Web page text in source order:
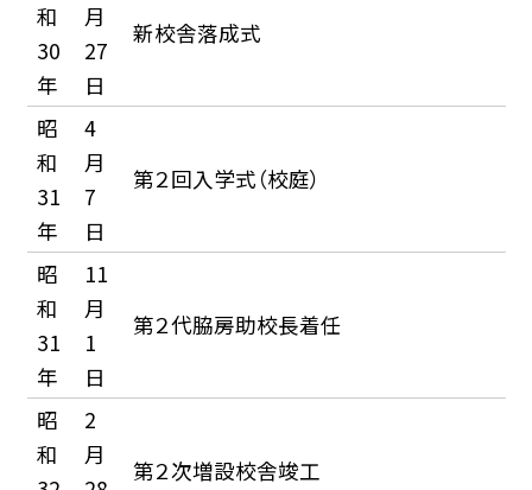
和
30
年
月
27
日
新校舎落成式
昭
和
31
年
4
月
7
日
第２回入学式（校庭）
昭
和
31
年
11
月
1
日
第２代脇房助校長着任
昭
和
2
月
第２次増設校舎竣工